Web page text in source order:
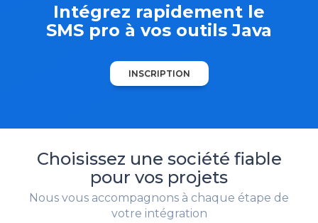
Intégrez rapidement le
SMS pro à vos outils Java
INSCRIPTION
Choisissez une société fiable
pour vos projets
Nous vous accompagnons à chaque étape de
votre intégration